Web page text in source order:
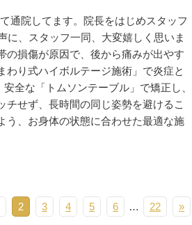
通院してます。院長をはじめスタッフ
に、スタッフ一同、大変嬉しく思いま
の損傷が原因で、後から痛みが出やす
り式ハイボルテージ施術」で炎症と
全な「トムソンテーブル」で矯正し、
せず、長時間の同じ姿勢を避けるこ
う、お身体の状態に合わせた最適な施
2 3 4 5 6 … 22 »